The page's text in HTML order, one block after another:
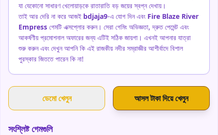
যা যেকোনো সাধারণ খেলোয়াড়কে রাতারাতি বড় জয়ের স্বপ্ন দেখায়।
তাই আর দেরি না করে আজই bdjaja9-এ যোগ দিন এবং Fire Blaze River
Empress গেমটি এক্সপ্লোর করুন। সেরা গেমিং অভিজ্ঞতা, দ্রুত পেমেন্ট এবং
আকর্ষণীয় প্রমোশনাল অফারের জন্য এটিই সঠিক জায়গা। এখনই আপনার যাত্রা
শুরু করুন এবং দেখুন আপনি কি এই রাজকীয় নদীর সম্রাজ্ঞীর আশীর্বাদে বিশাল
পুরস্কার জিততে পারেন কি না!
ডেমো খেলুন আসল টাকা দিয়ে খেলুন
সংশ্লিষ্ট গেমগুলি